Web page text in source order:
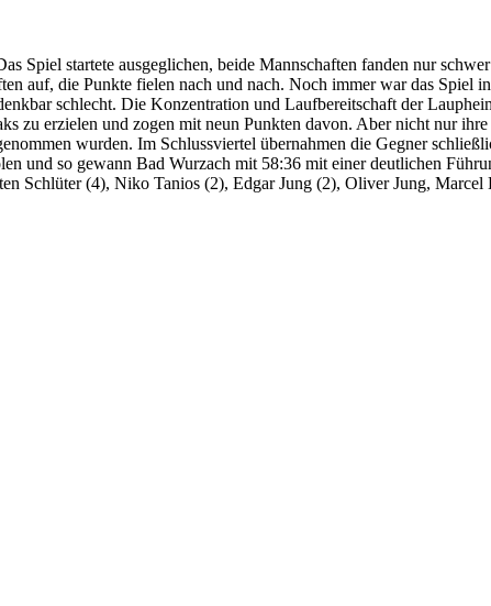
Spiel startete ausgeglichen, beide Mannschaften fanden nur
auf, die Punkte fielen nach und nach. Noch immer war das Spiel
schlecht. Die Konzentration und Laufbereitschaft der
zu erzielen und zogen mit neun Punkten davon. Aber nicht nur
wurden. Im Schlussviertel übernahmen die Gegner
und so gewann Bad Wurzach mit 58:36 mit einer deutlichen
Schlüter (4), Niko Tanios (2), Edgar Jung (2), Oliver Jung,